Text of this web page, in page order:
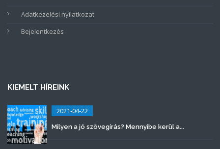
Adatkezelési nyilatkozat
Bejelentkezés
KIEMELT HÍREINK
2021-04-22
Milyen a jó szövegírás? Mennyibe kerül a...